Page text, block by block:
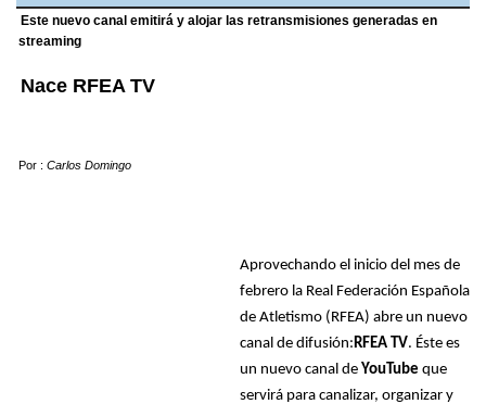
Este nuevo canal emitirá y alojar las retransmisiones generadas en
streaming
Nace RFEA TV
Por : Carlos Domingo
Aprovechando el inicio del mes de
febrero la Real Federación Española
de Atletismo (RFEA) abre un nuevo
canal de difusión:RFEA TV. Éste es
un nuevo canal de YouTube que
servirá para canalizar, organizar y